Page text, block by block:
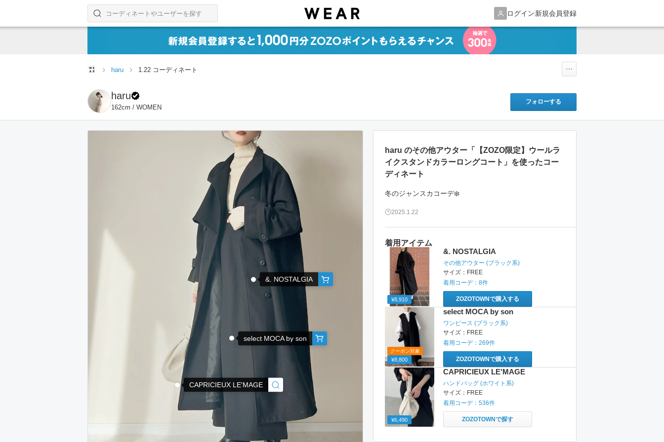
ログイン新規会員登録
コーディネートやユーザーを探す
検索する
haru 1.22 コーディネート
haru
162cm / WOMEN
フォローする
&. NOSTALGIA
select MOCA by son
CAPRICIEUX LE'MAGE
着用アイテム
¥8,910
&. NOSTALGIA
その他アウター (ブラック系)
サイズ： FREE
着用コーデ： 8件
ZOZOTOWNで購入する
クーポン対象
¥8,800
select MOCA by son
ワンピース (ブラック系)
サイズ： FREE
着用コーデ： 269件
ZOZOTOWNで購入する
¥6,490
CAPRICIEUX LE'MAGE
ハンドバッグ (ホワイト系)
サイズ： FREE
着用コーデ： 536件
ZOZOTOWNで探す
haru のその他アウター「【ZOZO限定】ウールラ
イクスタンドカラーロングコート」を使ったコー
ディネート
冬のジャンスカコーデ❄️
2025.1.22